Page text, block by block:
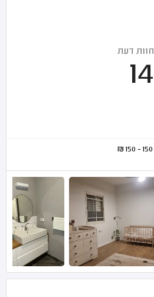
חוות דעת
14
150 - 150
₪